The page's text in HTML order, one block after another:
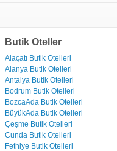
Butik Oteller
Alaçatı Butik Otelleri
Alanya Butik Otelleri
Antalya Butik Otelleri
Bodrum Butik Otelleri
BozcaAda Butik Otelleri
BüyükAda Butik Otelleri
Çeşme Butik Otelleri
Cunda Butik Otelleri
Fethiye Butik Otelleri